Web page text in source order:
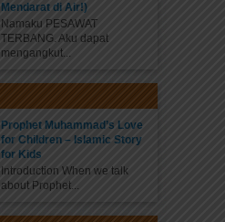
Mendarat di Air!)
Namaku PESAWAT
TERBANG. Aku dapat
mengangkut...
Prophet Muhammad’s Love
for Children – Islamic Story
for Kids
Introduction When we talk
about Prophet...